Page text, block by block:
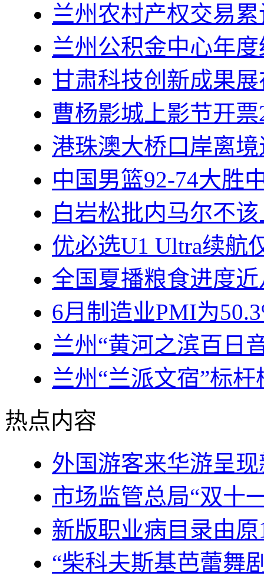
兰州农村产权交易
兰州公积金中心年
甘肃科技创新成果
曹杨影城上影节开
港珠澳大桥口岸离
中国男篮92-74大胜
白岩松批内马尔不
优必选U1 Ultra续航
全国夏播粮食进度
6月制造业PMI为
兰州“黄河之滨百日
兰州“兰派文宿”标
热点内容
外国游客来华游呈
市场监管总局“双十
新版职业病目录由原
“柴科夫斯基芭蕾舞